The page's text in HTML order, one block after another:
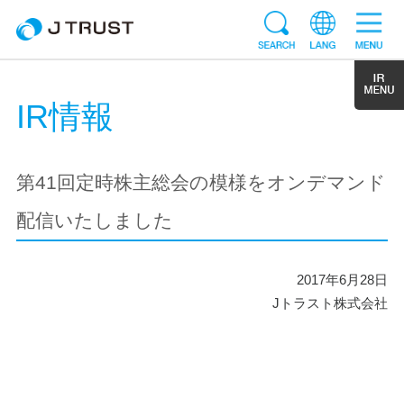
IR情報
第41回定時株主総会の模様をオンデマンド
配信いたしました
2017年6月28日
Jトラスト株式会社